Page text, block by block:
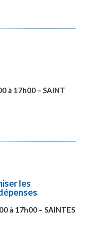
à 17h00 – SAINT
les
à 17h00 – SAINTES